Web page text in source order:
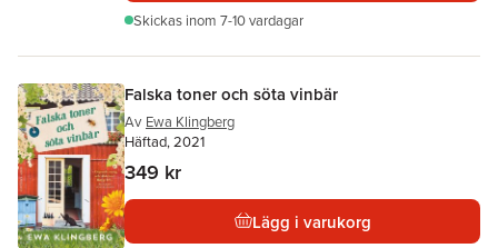
Skickas inom 7-10 vardagar
Falska toner och söta vinbär
Av Ewa Klingberg
Häftad, 2021
349 kr
Lägg i varukorg